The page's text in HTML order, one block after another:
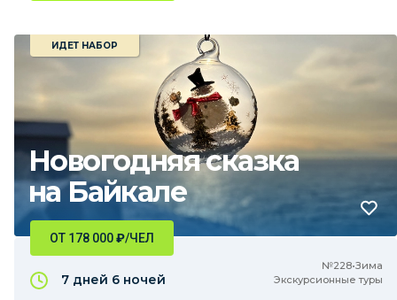
Новогодняя сказка
на Байкале
ИДЕТ НАБОР
№228•Зима
Экскурсионные туры
ОТ 178 000₽/ЧЕЛ
7 дней 6 ночей